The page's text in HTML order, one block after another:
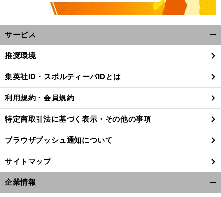
サービス
閉
る
推奨環境
集英社ID・スポルティーバIDとは
利用規約・会員規約
特定商取引法に基づく表示・その他の事項
ブラウザプッシュ通知について
サイトマップ
企業情報